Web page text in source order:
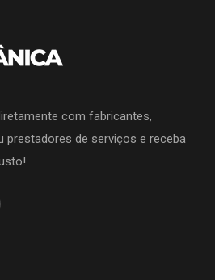
com fabricantes,
prestadores de serviços e receba